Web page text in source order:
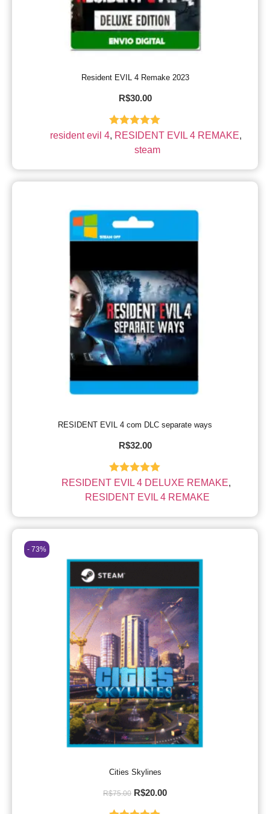
Resident EVIL 4 Remake 2023
R$30.00
Avaliação
resident evil 4, RESIDENT EVIL 4 REMAKE,
steam
RESIDENT EVIL 4 com DLC separate ways
R$32.00
Avaliação
RESIDENT EVIL 4 DELUXE REMAKE,
RESIDENT EVIL 4 REMAKE
- 73%
Cities Skylines
R$75.00 R$20.00